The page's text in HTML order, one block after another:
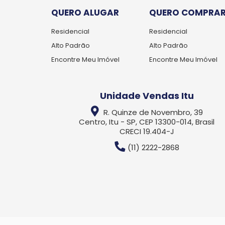
QUERO ALUGAR
Residencial
Alto Padrão
Encontre Meu Imóvel
QUERO
Residencial
Alto Padrão
Encontre Meu Imóvel
Unidade Vendas Itu
R. Quinze de Novembro, 39
Centro, Itu - SP, CEP 13300-014, Brasil
CRECI 19.404-J
(11) 2222-2868